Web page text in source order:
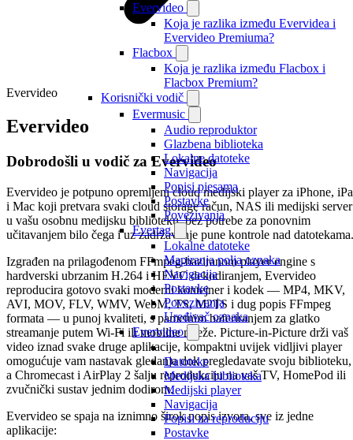
Evervideo
Koja je razlika između Evervidea i
Evervideo Premiuma?
Flacbox
Koja je razlika između Flacbox i
Flacbox Premium?
Korisnički vodič
Evermusic
Audio reproduktor
Glazbena biblioteka
Lokalne datoteke
Navigacija
Popisi pjesama
Postavke
Povezivanja
Evertag
Lokalne datoteke
Mapiranja polja oznaka
Navigacija
Postavke
Povezivanja
Uređivač oznaka
Evervideo
Datoteke
Medijska biblioteka
Medijski player
Navigacija
Popisi za reproduciju
Postavke
Evervideo
Evervideo
Dobrodošli u vodič za Evervideo
Evervideo je potpuno opremljeni cloud medijski player za iPhone,
i Mac koji pretvara svaki cloud storage račun, NAS ili medijski server
u vašu osobnu medijsku biblioteku, bez potrebe za ponovnim
učitavanjem bilo čega i uz zadržavanje pune kontrole nad datotekama.
Izgrađen na prilagođenom FFmpeg-baziranom player engine s
hardverski ubrzanim H.264 i HEVC dekodiranjem, Evervideo
reproducira gotovo svaki moderni kontejner i kodek — MP4, MKV,
AVI, MOV, FLV, WMV, WebM, TS, M2TS i dug popis FFmpeg
formata — u punoj kvaliteti, s pametnim baferiranjem za glatko
streamanje putem Wi-Fi ili mobilne mreže. Picture-in-Picture drži vaš
video iznad svake druge aplikacije, kompaktni uvijek vidljivi player
omogućuje vam nastavak gledanja dok pregledavate svoju biblioteku,
a Chromecast i AirPlay 2 šalju reprodukciju na vaš TV, HomePod ili
zvučnički sustav jednim dodirom.
Evervideo se spaja na iznimno širok popis izvora, sve iz jedne
aplikacije: